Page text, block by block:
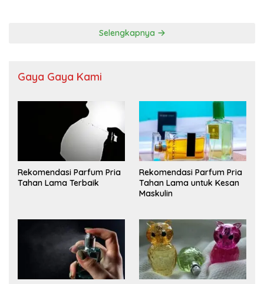
Selengkapnya
Gaya Gaya Kami
Rekomendasi Parfum Pria
Tahan Lama Terbaik
Rekomendasi Parfum Pria
Tahan Lama untuk Kesan
Maskulin